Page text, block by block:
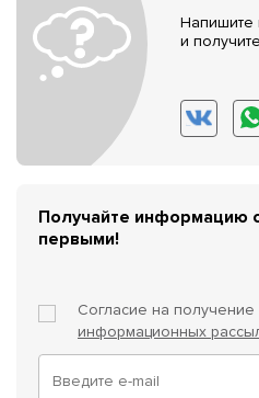
Напишите
и
Получайте информацию
первыми!
Согласие на получение
информационных